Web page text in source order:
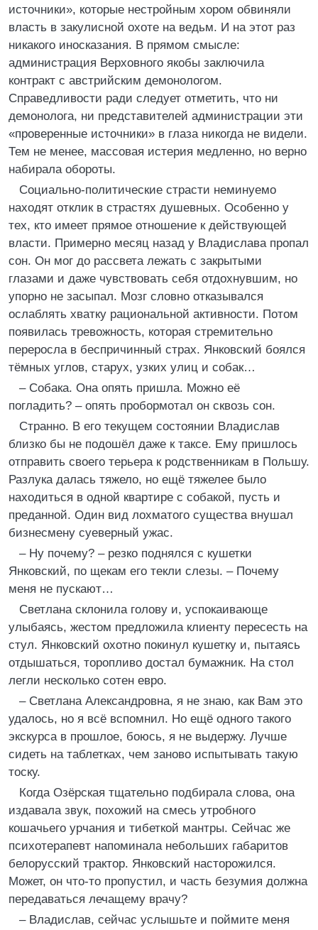
источники», которые нестройным хором обвиняли
власть в закулисной охоте на ведьм. И на этот раз
никакого иносказания. В прямом смысле:
администрация Верховного якобы заключила
контракт с австрийским демонологом.
Справедливости ради следует отметить, что ни
демонолога, ни представителей администрации эти
«проверенные источники» в глаза никогда не видели.
Тем не менее, массовая истерия медленно, но верно
набирала обороты.
Социально-политические страсти неминуемо
находят отклик в страстях душевных. Особенно у
тех, кто имеет прямое отношение к действующей
власти. Примерно месяц назад у Владислава пропал
сон. Он мог до рассвета лежать с закрытыми
глазами и даже чувствовать себя отдохнувшим, но
упорно не засыпал. Мозг словно отказывался
ослаблять хватку рациональной активности. Потом
появилась тревожность, которая стремительно
переросла в беспричинный страх. Янковский боялся
тёмных углов, старух, узких улиц и собак…
– Собака. Она опять пришла. Можно её
погладить? – опять пробормотал он сквозь сон.
Странно. В его текущем состоянии Владислав
близко бы не подошёл даже к таксе. Ему пришлось
отправить своего терьера к родственникам в Польшу.
Разлука далась тяжело, но ещё тяжелее было
находиться в одной квартире с собакой, пусть и
преданной. Один вид лохматого существа внушал
бизнесмену суеверный ужас.
– Ну почему? – резко поднялся с кушетки
Янковский, по щекам его текли слезы. – Почему
меня не пускают…
Светлана склонила голову и, успокаивающе
улыбаясь, жестом предложила клиенту пересесть на
стул. Янковский охотно покинул кушетку и, пытаясь
отдышаться, торопливо достал бумажник. На стол
легли несколько сотен евро.
– Светлана Александровна, я не знаю, как Вам это
удалось, но я всё вспомнил. Но ещё одного такого
экскурса в прошлое, боюсь, я не выдержу. Лучше
сидеть на таблетках, чем заново испытывать такую
тоску.
Когда Озёрская тщательно подбирала слова, она
издавала звук, похожий на смесь утробного
кошачьего урчания и тибеткой мантры. Сейчас же
психотерапевт напоминала небольших габаритов
белорусский трактор. Янковский насторожился.
Может, он что-то пропустил, и часть безумия должна
передаваться лечащему врачу?
– Владислав, сейчас услышьте и поймите меня